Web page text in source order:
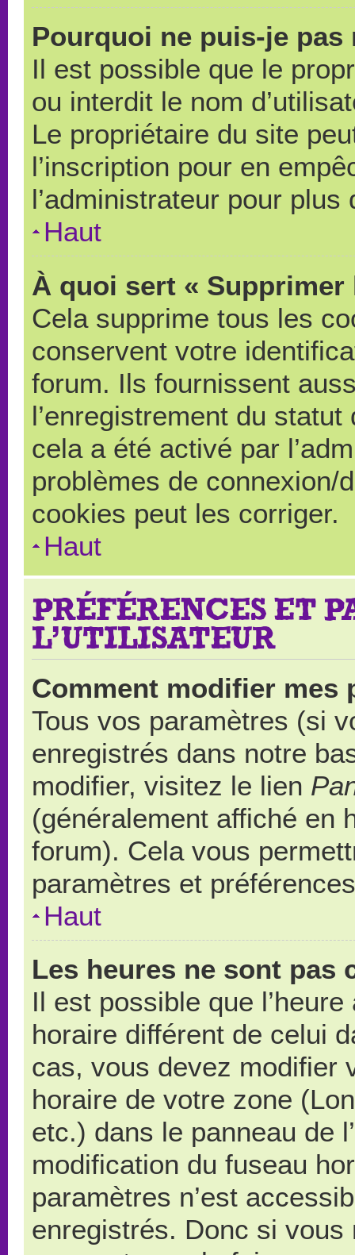
Pourquoi ne puis-je pas
Il est possible que le
ou interdit le nom
Le propriétaire du site
l’inscription pour en
l’administrateur pour
Haut
À quoi sert «
Cela supprime tous les
conservent votre
forum. Ils fournissent
l’enregistrement du
cela a été activé par
problèmes de connexion/
cookies peut les corriger.
Haut
PRÉFÉRENCES ET
L’UTILISATEUR
Comment modifier mes
Tous vos paramètres (si
enregistrés dans notre
modifier, visitez le lien
(généralement affiché en
forum). Cela vous
paramètres et
Haut
Les heures ne sont pas
Il est possible que
horaire différent de celui
cas, vous devez modifier
horaire de votre zone
etc.) dans le panneau de
modification du fuseau
paramètres n’est
enregistrés. Donc si vous